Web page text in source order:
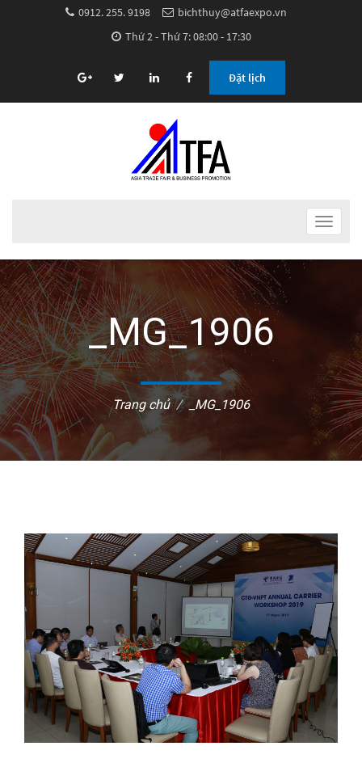
0912. 255. 9198
bichthuy@atfaexpo.vn
Thứ 2 - Thứ 7: 08:00 - 17:30
Đặt lịch
Toggle
_MG_1906
Trang chủ _MG_1906